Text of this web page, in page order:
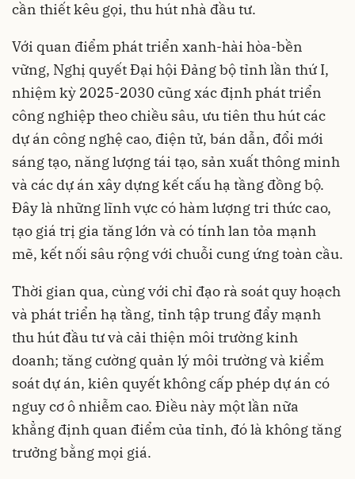
cần thiết kêu gọi, thu hút nhà đầu tư.
Với quan điểm phát triển xanh-hài hòa-bền
vững, Nghị quyết Đại hội Đảng bộ tỉnh lần thứ I,
nhiệm kỳ 2025-2030 cũng xác định phát triển
công nghiệp theo chiều sâu, ưu tiên thu hút các
dự án công nghệ cao, điện tử, bán dẫn, đổi mới
sáng tạo, năng lượng tái tạo, sản xuất thông minh
và các dự án xây dựng kết cấu hạ tầng đồng bộ.
Đây là những lĩnh vực có hàm lượng tri thức cao,
tạo giá trị gia tăng lớn và có tính lan tỏa mạnh
mẽ, kết nối sâu rộng với chuỗi cung ứng toàn cầu.
Thời gian qua, cùng với chỉ đạo rà soát quy hoạch
và phát triển hạ tầng, tỉnh tập trung đẩy mạnh
thu hút đầu tư và cải thiện môi trường kinh
doanh; tăng cường quản lý môi trường và kiểm
soát dự án, kiên quyết không cấp phép dự án có
nguy cơ ô nhiễm cao. Điều này một lần nữa
khẳng định quan điểm của tỉnh, đó là không tăng
trưởng bằng mọi giá.